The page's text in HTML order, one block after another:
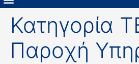
Κατηγορία
Παροχή